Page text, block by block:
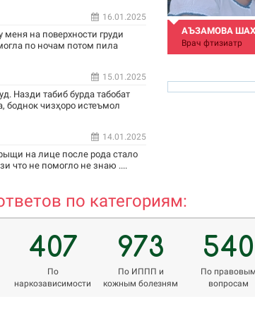
16.01.2025
меня на поверхности груди
по ночам потом пила
15.01.2025
Назди табиб бурда табобат
боднок чизҳоро истеъмол
14.01.2025
на лице после рода стало
что не помогло не знаю ....
АЪЗАМОВА
Врач фтизиатр
по категориям:
407
По
наркозависимости
973
По ИППП и
кожным болезням
540
По правовым
вопросам